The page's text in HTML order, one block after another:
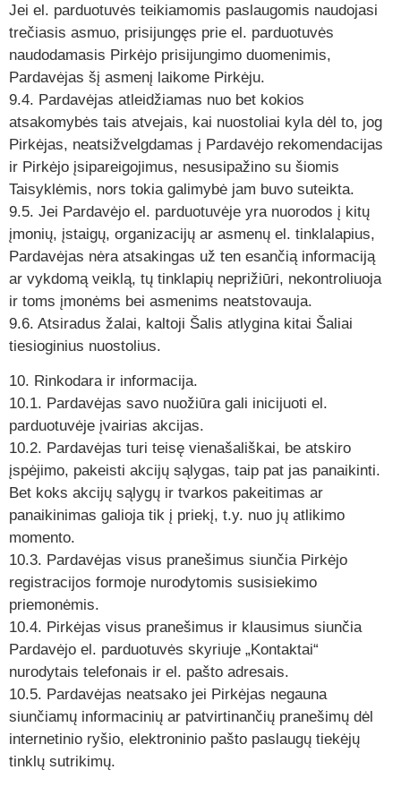
Jei el. parduotuvės teikiamomis paslaugomis naudojasi
trečiasis asmuo, prisijungęs prie el. parduotuvės
naudodamasis Pirkėjo prisijungimo duomenimis,
Pardavėjas šį asmenį laikome Pirkėju.
9.4. Pardavėjas atleidžiamas nuo bet kokios
atsakomybės tais atvejais, kai nuostoliai kyla dėl to, jog
Pirkėjas, neatsižvelgdamas į Pardavėjo rekomendacijas
ir Pirkėjo įsipareigojimus, nesusipažino su šiomis
Taisyklėmis, nors tokia galimybė jam buvo suteikta.
9.5. Jei Pardavėjo el. parduotuvėje yra nuorodos į kitų
įmonių, įstaigų, organizacijų ar asmenų el. tinklalapius,
Pardavėjas nėra atsakingas už ten esančią informaciją
ar vykdomą veiklą, tų tinklapių neprižiūri, nekontroliuoja
ir toms įmonėms bei asmenims neatstovauja.
9.6. Atsiradus žalai, kaltoji Šalis atlygina kitai Šaliai
tiesioginius nuostolius.
10. Rinkodara ir informacija.
10.1. Pardavėjas savo nuožiūra gali inicijuoti el.
parduotuvėje įvairias akcijas.
10.2. Pardavėjas turi teisę vienašališkai, be atskiro
įspėjimo, pakeisti akcijų sąlygas, taip pat jas panaikinti.
Bet koks akcijų sąlygų ir tvarkos pakeitimas ar
panaikinimas galioja tik į priekį, t.y. nuo jų atlikimo
momento.
10.3. Pardavėjas visus pranešimus siunčia Pirkėjo
registracijos formoje nurodytomis susisiekimo
priemonėmis.
10.4. Pirkėjas visus pranešimus ir klausimus siunčia
Pardavėjo el. parduotuvės skyriuje „Kontaktai“
nurodytais telefonais ir el. pašto adresais.
10.5. Pardavėjas neatsako jei Pirkėjas negauna
siunčiamų informacinių ar patvirtinančių pranešimų dėl
internetinio ryšio, elektroninio pašto paslaugų tiekėjų
tinklų sutrikimų.